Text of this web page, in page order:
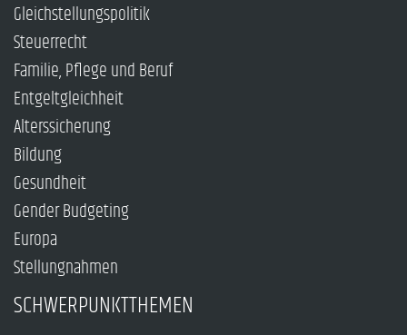
Gleichstellungspolitik
Steuerrecht
Familie, Pflege und Beruf
Entgeltgleichheit
Alterssicherung
Bildung
Gesundheit
Gender Budgeting
Europa
Stellungnahmen
SCHWERPUNKTTHEMEN